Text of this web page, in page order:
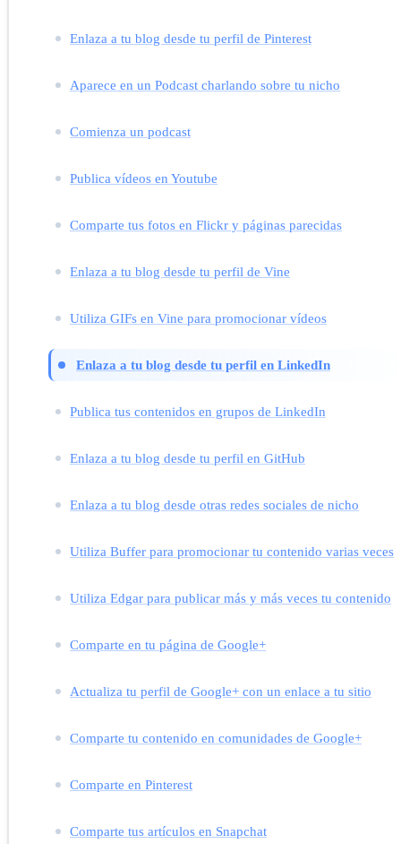
Enlaza a tu blog desde tu perfil de Pinterest
Aparece en un Podcast charlando sobre tu nicho
Comienza un podcast
Publica vídeos en Youtube
Comparte tus fotos en Flickr y páginas parecidas
Enlaza a tu blog desde tu perfil de Vine
Utiliza GIFs en Vine para promocionar vídeos
Enlaza a tu blog desde tu perfil en LinkedIn
Publica tus contenidos en grupos de LinkedIn
Enlaza a tu blog desde tu perfil en GitHub
Enlaza a tu blog desde otras redes sociales de nicho
Utiliza Buffer para promocionar tu contenido varias veces
Utiliza Edgar para publicar más y más veces tu contenido
Comparte en tu página de Google+
Actualiza tu perfil de Google+ con un enlace a tu sitio
Comparte tu contenido en comunidades de Google+
Comparte en Pinterest
Comparte tus artículos en Snapchat